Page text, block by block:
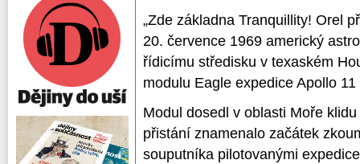
„Zde základna Tranquillity! Orel
20. července 1969 americký
řídicímu středisku v texaském
modulu Eagle expedice Apollo
Modul dosedl v oblasti Moře
přistání znamenalo začátek
souputníka pilotovanými